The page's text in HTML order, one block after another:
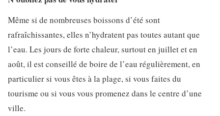
Même si de nombreuses boissons d’été sont
rafraîchissantes, elles n’hydratent pas toutes autant que
l’eau. Les jours de forte chaleur, surtout en juillet et en
août, il est conseillé de boire de l’eau régulièrement, en
particulier si vous êtes à la plage, si vous faites du
tourisme ou si vous vous promenez dans le centre d’une
ville.